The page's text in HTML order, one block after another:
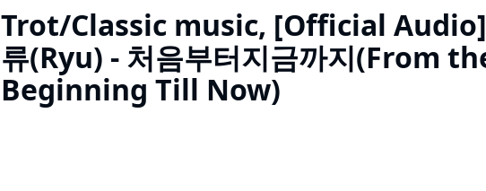
Trot/Classic music, [Official Audio]
류(Ryu) - 처음부터지금까지(From
Beginning Till Now)